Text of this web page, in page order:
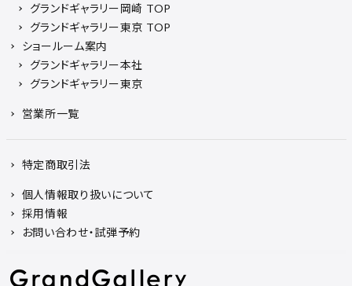
グランドギャラリー岡崎 TOP
グランドギャラリー東京 TOP
ショールーム案内
グランドギャラリー本社
グランドギャラリー東京
営業所一覧
特定商取引法
個人情報取り扱いについて
採用情報
お問い合わせ・試弾予約